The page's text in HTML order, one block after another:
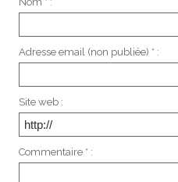
Adresse email (non publiée) * :
Site web :
Commentaire * :